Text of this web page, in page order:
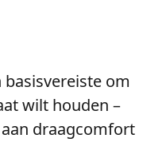
om
wilt houden –
draagcomfort